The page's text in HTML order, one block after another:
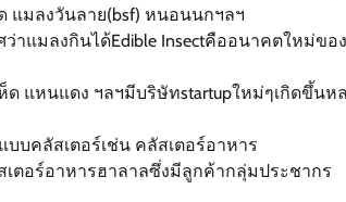
แมลงวันลาย(bsf) หนอนนกฯลฯ
าแมลงกินได้Edible Insectคืออนาคตใหม่ของ
ห็ด แหนแดง ฯลฯมีบริษัทstartupใหม่ๆเกิดขึ้นห
บคลัสเตอร์เช่น คลัสเตอร์อาหาร
สเตอร์อาหารฮาลาลซึ่งมีลูกค้ากลุ่มประชากร